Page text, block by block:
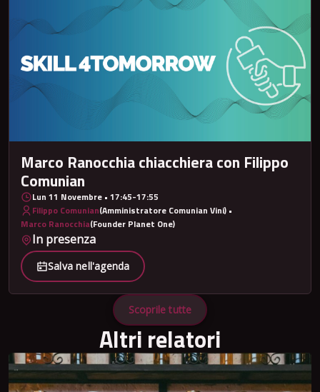
Marco Ranocchia chiacchiera con Filippo
Comunian
Lun 11 Novembre • 17:45-17:55
Filippo Comunian(Amministratore Comunian Vini) •
Marco Ranocchia(Founder Planet One)
In presenza
Salva nell'agenda
Scoprile tutte
Altri relatori